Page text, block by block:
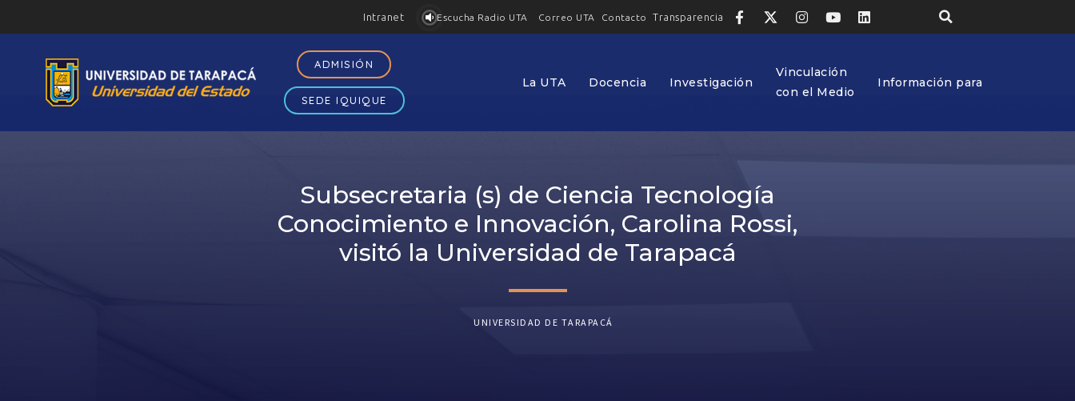
Intranet Escucha Radio UTA Correo UTA Contacto Transparencia
ADMISIÓN
SEDE IQUIQUE
La UTA Docencia Investigación
Vinculación
con el Medio
Información para
Subsecretaria (s) de Ciencia Tecnología
Conocimiento e Innovación, Carolina Rossi,
visitó la Universidad de Tarapacá
UNIVERSIDAD DE TARAPACÁ